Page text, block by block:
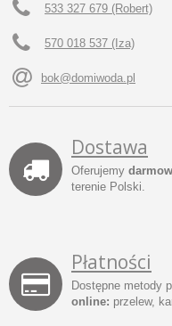
533 327 679 (Robert)
570 018 537 (Iza)
bok@domiwoda.pl
Dostawa
Oferujemy
terenie Polski.
Płatności
Dostępne metody
online: przelew,